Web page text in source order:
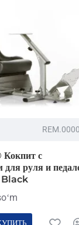
с
для руля и